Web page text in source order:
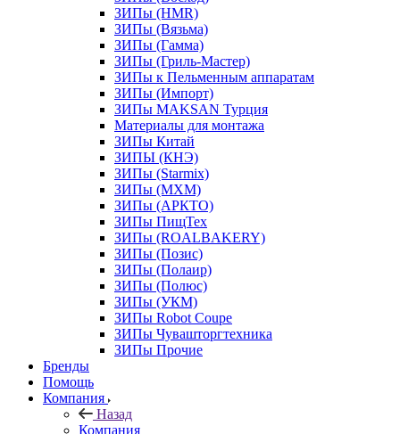
ЗИПы (HMR)
ЗИПы (Вязьма)
ЗИПы (Гамма)
ЗИПы (Гриль-Мастер)
ЗИПы к Пельменным аппаратам
ЗИПы (Импорт)
ЗИПы MAKSAN Турция
Материалы для монтажа
ЗИПы Китай
ЗИПЫ (КНЭ)
ЗИПы (Starmix)
ЗИПы (МХМ)
ЗИПы (АРКТО)
ЗИПы ПищТех
ЗИПы (ROALBAKERY)
ЗИПы (Позис)
ЗИПы (Полаир)
ЗИПы (Полюс)
ЗИПы (УКМ)
ЗИПы Robot Coupe
ЗИПы Чувашторгтехника
ЗИПы Прочие
Бренды
Помощь
Компания
Назад
Компания